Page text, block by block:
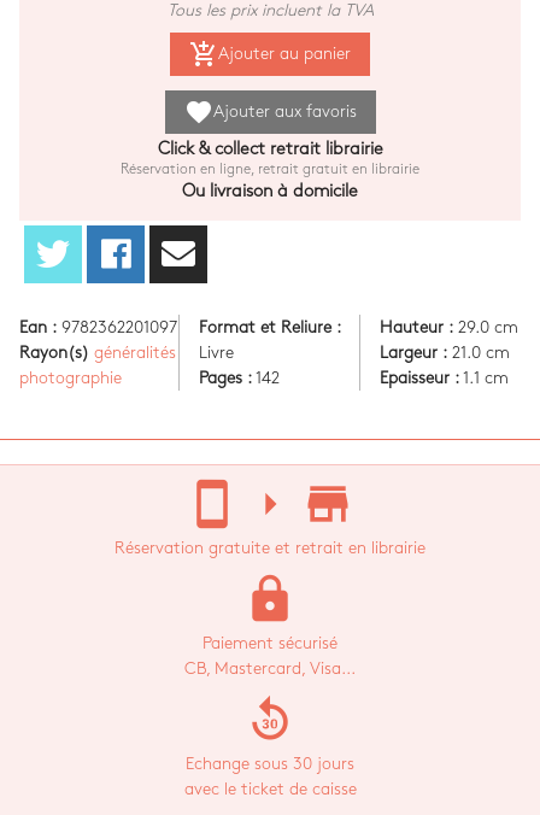
Tous les prix incluent la TVA
add_shopping_cart Ajouter au panier
favoriteAjouter aux favoris
Click & collect retrait librairie
Réservation en ligne, retrait gratuit en librairie
Ou livraison à domicile
Ean : 9782362201097
Rayon(s) généralités
photographie
Format et Reliure :
Livre
Pages : 142
Hauteur :29.0 cm
Largeur :21.0 cm
Epaisseur :1.1 cm
stay_current_portrait arrow_right store_mall_directory
Réservation gratuite et retrait en librairie
lock
Paiement sécurisé
CB, Mastercard, Visa...
replay_30
Echange sous 30 jours
avec le ticket de caisse